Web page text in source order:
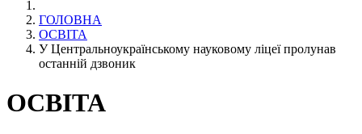
ГОЛОВНА
ОСВІТА
У Центральноукраїнському науковому ліцеї пролунав
останній дзвоник
ОСВІТА